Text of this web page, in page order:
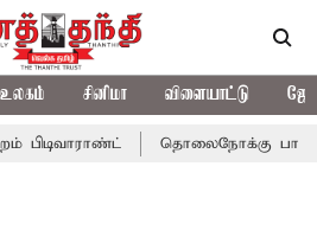
உலகம் சினிமா விளையாட்டு
தொலைநோக்கு